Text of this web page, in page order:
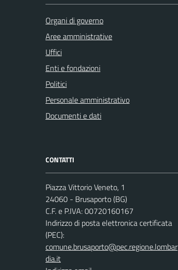
Organi di governo
Aree amministrative
Uffici
Enti e fondazioni
Politici
Personale amministrativo
Documenti e dati
CONTATTI
Piazza Vittorio Veneto, 1
24060 - Brusaporto (BG)
C.F. e P.IVA: 00720160167
Indirizzo di posta elettronica certificata
(PEC):
comune.brusaporto@pec.regione.lombar
dia.it